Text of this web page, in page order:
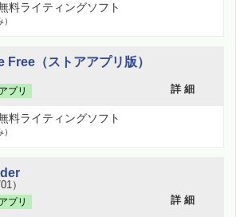
料ライティングソフト
（ストアアプリ版）
プリ
詳 細
料ライティングソフト
）
プリ
詳 細